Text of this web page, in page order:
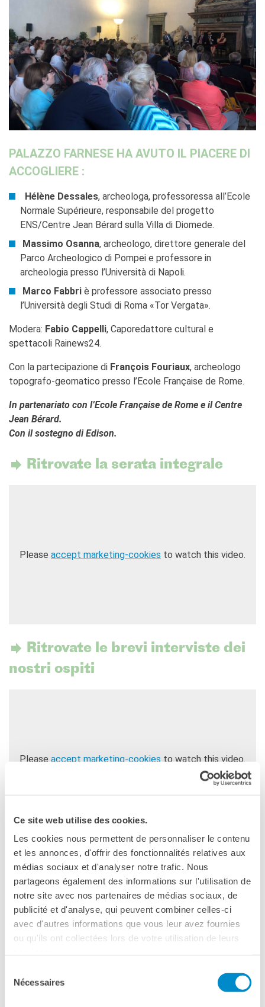
Ce site web utilise des cookies.
Les cookies nous permettent de personnaliser le contenu
et les annonces, d'offrir des fonctionnalités relatives aux
médias sociaux et d'analyser notre trafic. Nous
partageons également des informations sur l'utilisation de
notre site avec nos partenaires de médias sociaux, de
publicité et d'analyse, qui peuvent combiner celles-ci
avec d'autres informations que vous leur avez fournies
ou qu'ils ont collectées lors de votre utilisation de leurs
Nécessaires
PALAZZO FARNESE HA AVUTO IL PIACERE DI
ACCOGLIERE :
Hélène Dessales, archeologa, professoressa all’Ecole
Normale Supérieure, responsabile del progetto
ENS/Centre Jean Bérard sulla Villa di Diomede.
Massimo Osanna, archeologo, direttore generale del
Parco Archeologico di Pompei e professore in
archeologia presso l’Università di Napoli.
Marco Fabbri è professore associato presso
l’Università degli Studi di Roma «Tor Vergata».
Modera: Fabio Cappelli, Caporedattore cultural e
spettacoli Rainews24.
Con la partecipazione di François Fouriaux, archeologo
topografo-geomatico presso l’Ecole Française de Rome.
In partenariato con l’Ecole Française de Rome e il Centre
Jean Bérard.
Con il sostegno di Edison.
Ritrovate la serata integrale
Please accept marketing-cookies to watch this video.
Ritrovate le brevi interviste dei
nostri ospiti
Please accept marketing-cookies to watch this video.
Hélène Dessales, archeologa, professoressa all’Ecole
Normale Supérieure, responsabile del progetto ENS/Centre
Jean Bérard sulla Villa di Diomede. Tra il 2000 e il 2003 è
membro dell’École française de Rome, Sezione Antichità.
Dal 2012 al 2013, ha fatto parte della delegazione del
CNRS e del Centro Jean Bérard a Napoli. Ha contribuito alla
diffusione delle sue ricerche sull’archeologia dell’acqua
nelle città romane e su Pompei attraverso numerosi
Arte, 2015) e radio («Les Mystères de Pompéi», France